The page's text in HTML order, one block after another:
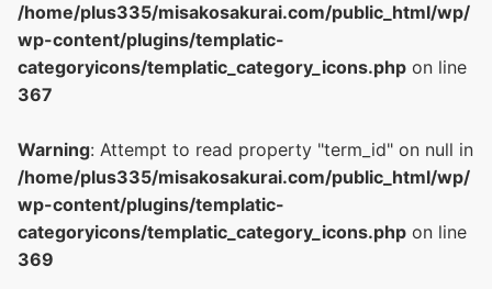
/home/plus335/misakosakurai.com/public_html/wp/
wp-content/plugins/templatic-
categoryicons/templatic_category_icons.php on line
367
Warning: Attempt to read property "term_id" on null in
/home/plus335/misakosakurai.com/public_html/wp/
wp-content/plugins/templatic-
categoryicons/templatic_category_icons.php on line
369